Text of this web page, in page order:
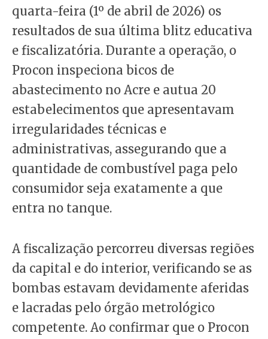
quarta-feira (1º de abril de 2026) os
resultados de sua última blitz educativa
e fiscalizatória. Durante a operação, o
Procon inspeciona bicos de
abastecimento no Acre e autua 20
estabelecimentos que apresentavam
irregularidades técnicas e
administrativas, assegurando que a
quantidade de combustível paga pelo
consumidor seja exatamente a que
entra no tanque.
A fiscalização percorreu diversas regiões
da capital e do interior, verificando se as
bombas estavam devidamente aferidas
e lacradas pelo órgão metrológico
competente. Ao confirmar que o Procon